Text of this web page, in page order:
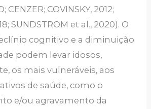
CENZER; COVINSKY, 2012;
SUNDSTRÖM et al., 2020). O
cognitivo e a diminuição
podem levar idosos,
os mais vulneráveis, aos
de saúde, como o
e/ou agravamento da